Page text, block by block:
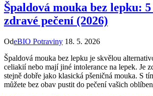
Špaldová mouka bez lepku:
zdravé pečení (2026)
OdeBIO Potraviny 18. 5. 2026
Špaldová mouka bez lepku je skvělou
celiakií nebo mají jiné intolerance na lepek. Je
stejně dobře jako klasická pšeničná mouka. S
můžete bez obav pustit do pečení vašich